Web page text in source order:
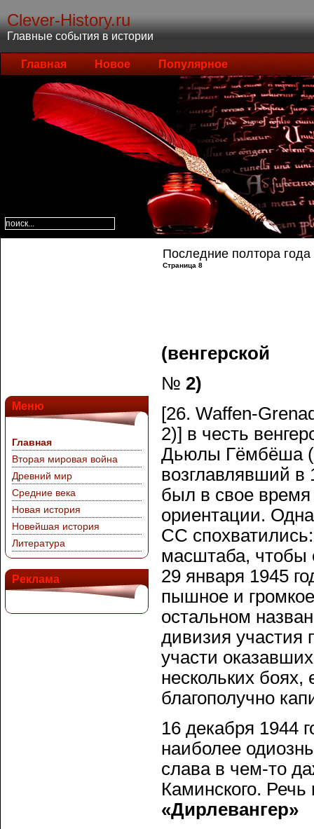
Clever-History.ru
Главные события в истории
Главная Новое Популярное
Меню
Главная
Вторая мировая война
Древний мир
Средние века
Новая история
Новейшая история
Литература
Реклама
Последние полтора
Страница 8
(венгерской
№ 2)
[26. Waffen-
2)] в честь
Дьюлы Гёмбёша
возглавлявший в
был в свое
ориентации.
СС
масштаба, чтобы
29 января 1945
пышное и
остальном
дивизия участия
участи
нескольких
благополучно
16 декабря 1944
наиболее
слава в чем-то
Каминского.
«Дирлевангер»